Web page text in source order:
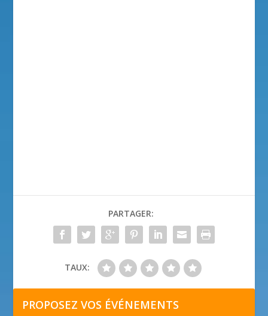
PARTAGER:
TAUX:
PROPOSEZ VOS ÉVÉNEMENTS